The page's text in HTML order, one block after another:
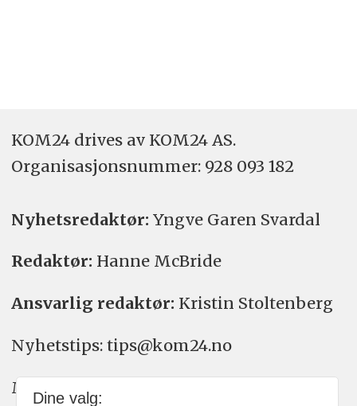
KOM24 drives av KOM24 AS.
Organisasjons­nummer: 928 093 182
Nyhetsredaktør: Yngve Garen Svardal
Redaktør: Hanne McBride
Ansvarlig redaktør: Kristin Stoltenberg
Nyhetstips: tips@kom24.no
Meninger: meninger@kom24.no
Dine valg: